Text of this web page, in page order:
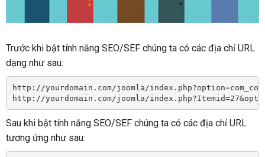
Trước khi bật tính năng SEO/SEF chúng ta có các địa chỉ URL
dạng như sau:
http://yourdomain.com/joomla/
http://yourdomain.com/joomla/
Sau khi bật tính năng SEO/SEF chúng ta có các địa chỉ URL
tương ứng như sau: